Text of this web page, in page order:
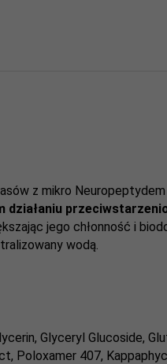
z mikro
działaniu
jego chłonność i
wodą.
Glyceryl Glucoside,
Poloxamer 407,